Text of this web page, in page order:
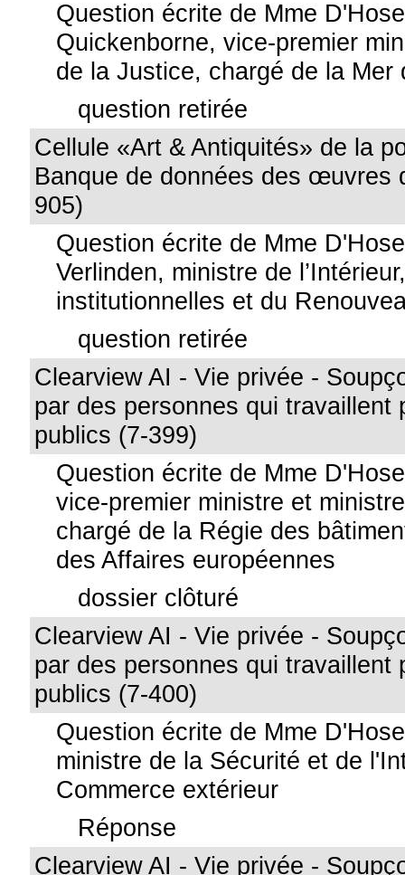
Question écrite de Mme
Quickenborne, vice-premier
de la Justice, chargé de la Mer
question retirée
Cellule «Art & Antiquités» de la
Banque de données des œuvres
905)
Question écrite de Mme
Verlinden, ministre de
institutionnelles et du
question retirée
Clearview AI - Vie privée -
par des personnes qui travaillent
publics (7-399)
Question écrite de Mme
vice-premier ministre et
chargé de la Régie des
des Affaires européennes
dossier clôturé
Clearview AI - Vie privée -
par des personnes qui travaillent
publics (7-400)
Question écrite de Mme
ministre de la Sécurité et de
Commerce extérieur
Réponse
Clearview AI - Vie privée -